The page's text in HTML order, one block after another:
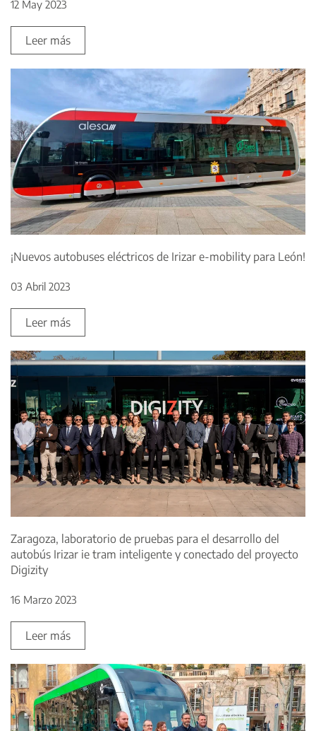
12 May 2023
Leer más
¡Nuevos autobuses eléctricos de Irizar e-mobility para León!
03 Abril 2023
Leer más
Zaragoza, laboratorio de pruebas para el desarrollo del
autobús Irizar ie tram inteligente y conectado del proyecto
Digizity
16 Marzo 2023
Leer más